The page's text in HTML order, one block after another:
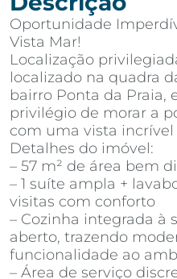
Oportunidade
Vista Mar!
Localização
localizado na quadra
bairro Ponta da Praia,
privilégio de morar a
com uma vista
Detalhes do imóvel:
– 57 m² de área bem
– 1 suíte ampla +
visitas com conforto
– Cozinha integrada à
aberto, trazendo
funcionalidade ao
– Área de serviço